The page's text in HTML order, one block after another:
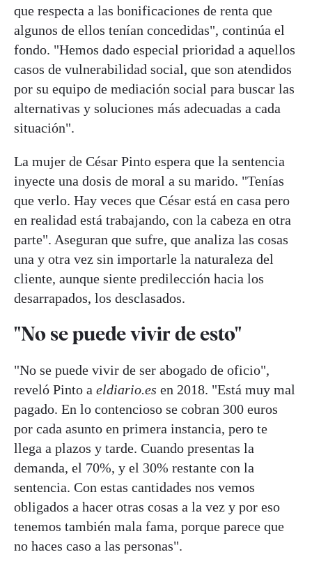
que respecta a las bonificaciones de renta que
algunos de ellos tenían concedidas", continúa el
fondo. "Hemos dado especial prioridad a aquellos
casos de vulnerabilidad social, que son atendidos
por su equipo de mediación social para buscar las
alternativas y soluciones más adecuadas a cada
situación".
La mujer de César Pinto espera que la sentencia
inyecte una dosis de moral a su marido. "Tenías
que verlo. Hay veces que César está en casa pero
en realidad está trabajando, con la cabeza en otra
parte". Aseguran que sufre, que analiza las cosas
una y otra vez sin importarle la naturaleza del
cliente, aunque siente predilección hacia los
desarrapados, los desclasados.
"No se puede vivir de esto"
"No se puede vivir de ser abogado de oficio",
reveló Pinto a eldiario.es en 2018. "Está muy mal
pagado. En lo contencioso se cobran 300 euros
por cada asunto en primera instancia, pero te
llega a plazos y tarde. Cuando presentas la
demanda, el 70%, y el 30% restante con la
sentencia. Con estas cantidades nos vemos
obligados a hacer otras cosas a la vez y por eso
tenemos también mala fama, porque parece que
no haces caso a las personas".